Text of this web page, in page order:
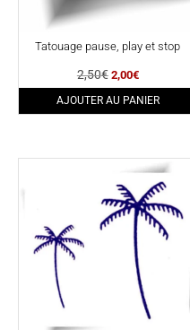
Tatouage pause, play et stop
2,50€Le
prix
2,50€.
2,00€Le
prix
2,00€.
AJOUTER AU PANIER